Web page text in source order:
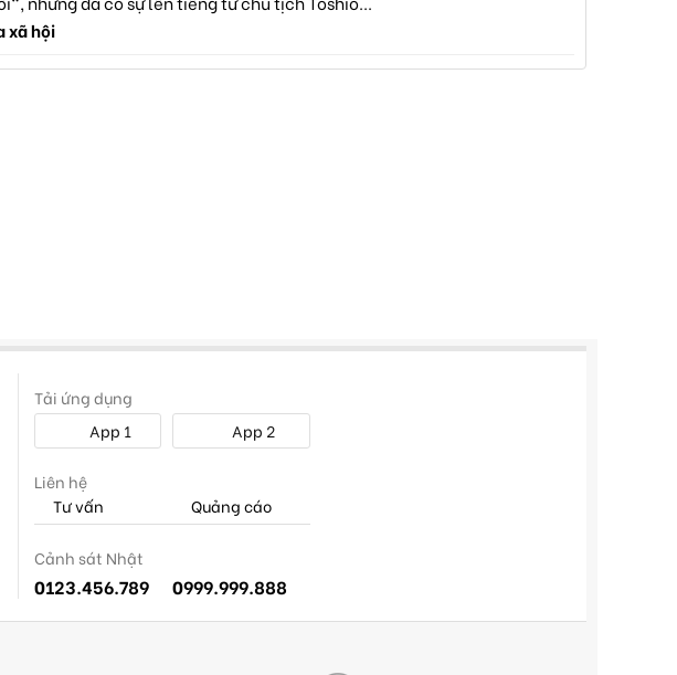
xã hội
Tải ứng dụng
App 1
App 2
Liên hệ
Tư vấn
Quảng cáo
Cảnh sát Nhật
0123.456.789 0999.999.888